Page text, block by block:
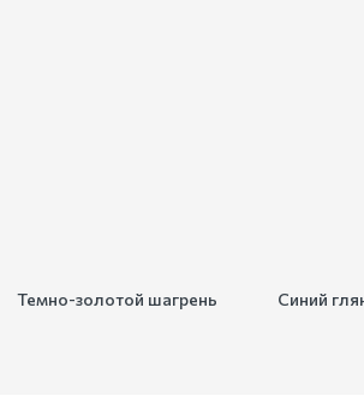
Темно-золотой шагрень Синий